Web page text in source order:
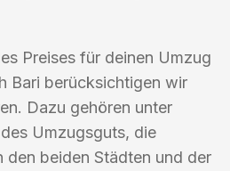
Preises für deinen Umzug
Bari berücksichtigen wir
Dazu gehören unter
Umzugsguts, die
den beiden Städten und der